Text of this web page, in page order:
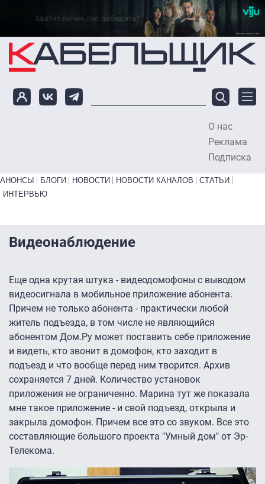
Перейти к основному содержанию
О нас
Реклама
Подписка
Primary links bottom
АНОНСЫ БЛОГИ НОВОСТИ НОВОСТИ КАНАЛОВ
СТАТЬИ
ИНТЕРВЬЮ
Видеонаблюдение
Еще одна крутая штука - видеодомофоны с выводом
видеосигнала в мобильное приложение абонента.
Причем не только абонента - практически любой
житель подъезда, в том числе не являющийся
абонентом Дом.Ру может поставить себе приложение
и видеть, кто звонит в домофон, кто заходит в
подъезд и что вообще перед ним творится. Архив
сохраняется 7 дней. Количество установок
приложения не ограниченно. Марина тут же показала
мне такое приложение - и свой подъезд, открыла и
закрыла домофон. Причем все это со звуком. Все это
составляющие большого проекта "Умный дом" от Эр-
Телекома.